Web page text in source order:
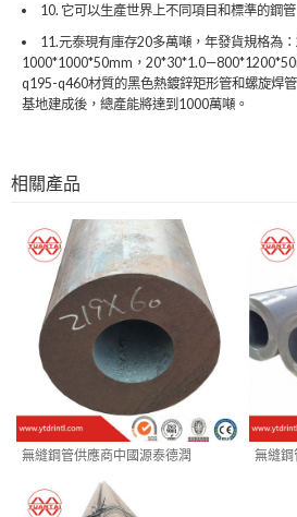
10. 它可以生產世界上不同項目和標準的鋼管
11.元泰現有庫存20多萬噸，年發貨規格為
1000*1000*50mm，
q195-q460材質的黑色熱鍍鋅矩形管和螺旋焊
基地建成後，總產能將達到1000萬噸。
相關產品
無縫鋼管供應商中國源泰德潤 無縫鋼